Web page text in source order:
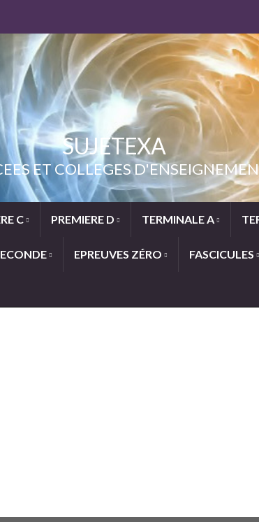
SUJETEXA
ET COLLEGES
C PREMIERE D TERMINALE A
EPREUVES ZÉRO FASCICULES